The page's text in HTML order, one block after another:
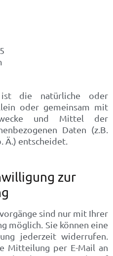
ist die natürliche oder
oder gemeinsam mit
und Mittel der
Daten (z.B.
Ä.) entscheidet.
zur
sind nur mit Ihrer
möglich. Sie können eine
jederzeit widerrufen.
Mitteilung per E-Mail an